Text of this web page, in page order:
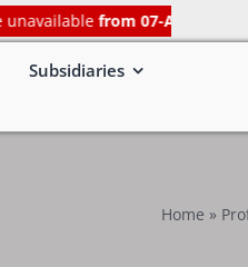
from 07-Aug-2026,
Subsidiaries
Home »